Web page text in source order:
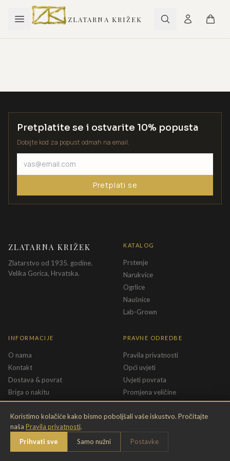
ZLATARNA KRIŽEK
Koristimo kolačiće kako bismo poboljšali vaše iskustvo. Pročitajte
naša Pravila privatnosti.
Prihvati sve
Samo nužni Postavke
Pretplatite se i ostvarite 10% popusta
Dobijte kod za popust odmah na email.
Pretplati se
ZLATARNA KRIŽEK
Zlatarstvo od 1935. godine.
Velika Gorica, Hrvatska.
KATALOG
Prstenje
Narukvice
Ogrlice
Naušnice
Lab-Grown
INFORMACIJE
O nama
Kontakt
Dostava & povrat
Briga o nakitu
Jamstvo
PRAVNE ODREDBE
Pravila privatnosti
Opći uvjeti
Uvjeti povrata
Promjena veličine
Uvjeti poklon bona
2026Zlatarna Križek · krizek.hr